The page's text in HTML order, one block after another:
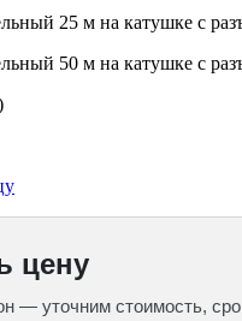
25 м на катушке с
50 м на катушке с
цену
— уточним стоимость,